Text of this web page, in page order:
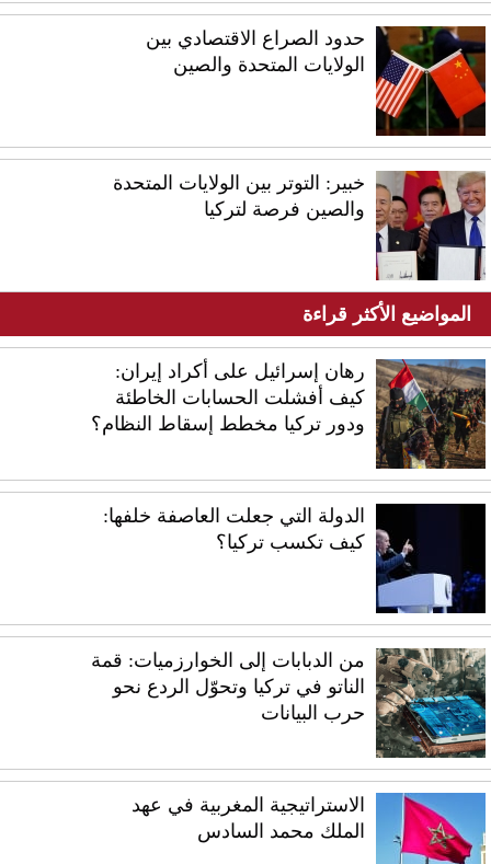
حدود الصراع الاقتصادي بين
الولايات المتحدة والصين
خبير: التوتر بين الولايات المتحدة
والصين فرصة لتركيا
المواضيع الأكثر قراءة
رهان إسرائيل على أكراد إيران:
كيف أفشلت الحسابات الخاطئة
ودور تركيا مخطط إسقاط النظام؟
الدولة التي جعلت العاصفة خلفها:
كيف تكسب تركيا؟
من الدبابات إلى الخوارزميات: قمة
الناتو في تركيا وتحوّل الردع نحو
حرب البيانات
الاستراتيجية المغربية في عهد
الملك محمد السادس